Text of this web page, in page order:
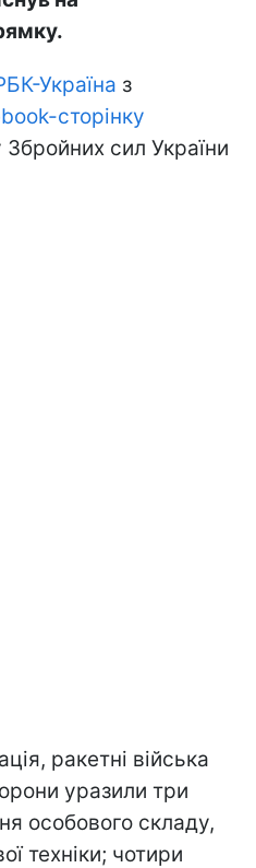
Україна з
сторінку
сил України
ракетні війська
уразили три
особового складу,
техніки; чотири